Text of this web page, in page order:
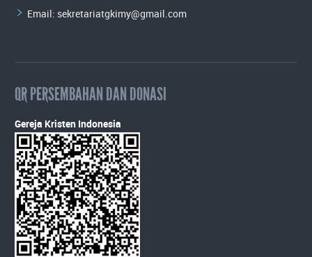
Email: sekretariatgkimy@gmail.com
QR PERSEMBAHAN DAN DONASI
Gereja Kristen Indonesia